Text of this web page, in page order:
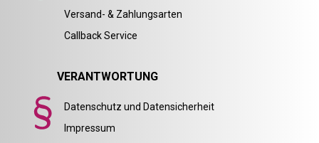
Versand- & Zahlungsarten
Callback Service
VERANTWORTUNG
Datenschutz und Datensicherheit
Impressum